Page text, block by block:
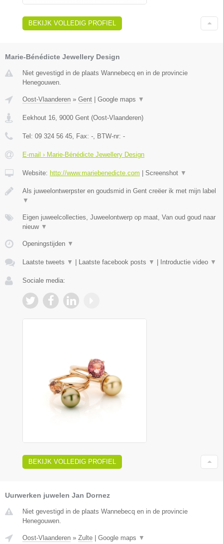
BEKIJK VOLLEDIG PROFIEL
Marie-Bénédicte Jewellery Design
Niet gevestigd in de plaats Wannebecq en in de provincie
Henegouwen.
Oost-Vlaanderen » Gent Google maps ▼
Eekhout 16, 9000 Gent (Oost-Vlaanderen)
Tel: 09 324 56 45, Fax: -, BTW-nr: -
E-mail › Marie-Bénédicte Jewellery Design
Website: http://www.mariebenedicte.com Screenshot ▼
Als juweelontwerpster en goudsmid in Gent creëer ik met mijn label
▼
Eigen juweelcollecties, Juweelontwerp op maat, Van oud goud naar
nieuw ▼
Openingstijden ▼
Laatste tweets ▼ Laatste facebook posts ▼ Introductie video ▼
Sociale media:
BEKIJK VOLLEDIG PROFIEL
Uurwerken juwelen Jan Dornez
Niet gevestigd in de plaats Wannebecq en in de provincie
Henegouwen.
Oost-Vlaanderen » Zulte Google maps ▼